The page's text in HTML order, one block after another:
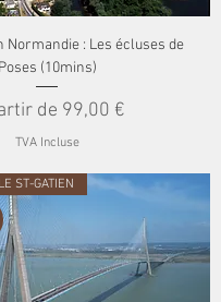
Normandie : Les écluses de
Poses (10mins)
de 99,00 €
promotionnel
TVA Incluse
ST-GATIEN